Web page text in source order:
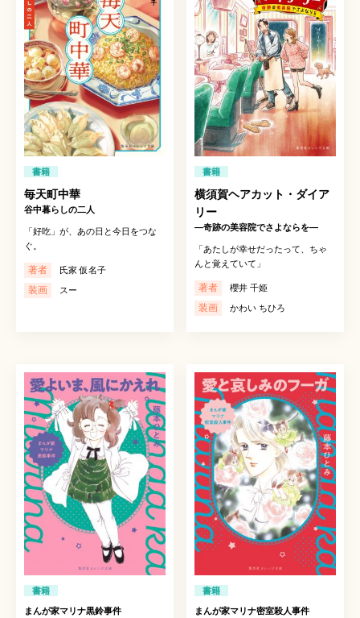
書籍
毎天町中華
谷中暮らしの二人
「好吃」が、あの日と今日をつな
ぐ。
著者 氏家 仮名子
装画 スー
書籍
横須賀ヘアカット・ダイア
リー
―奇跡の美容院でさよならを―
「あたしが幸せだったって、ちゃ
んと覚えていて」
著者 櫻井 千姫
装画 かわい ちひろ
書籍
まんが家マリナ黒鈴事件
書籍
まんが家マリナ密室殺人事件